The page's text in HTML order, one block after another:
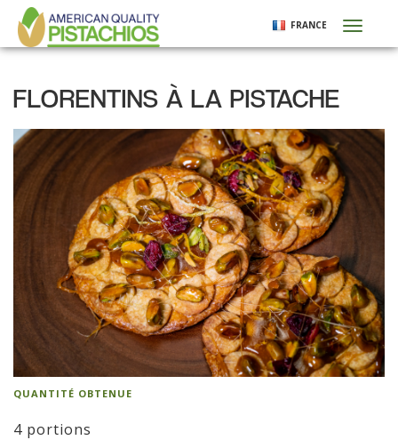
Aller
au
contenu
FRANCE
FLORENTINS À LA PISTACHE
QUANTITÉ OBTENUE
4 portions